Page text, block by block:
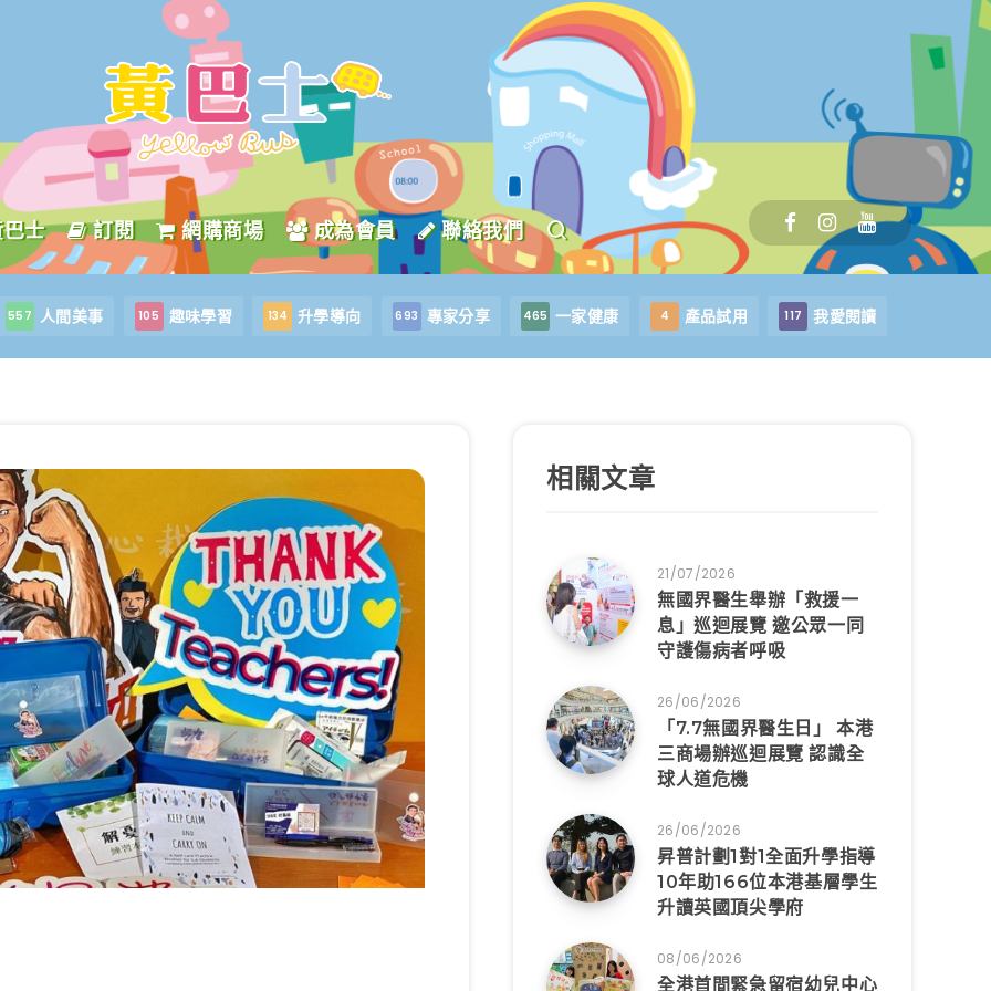
士 訂閱 網購商場 成為會員 聯絡我們
557 人間美事 105 趣味學習 134 升學導向 693 專家分享 465 一家健康 4 產品試用 117 我愛閱讀
相關文章
21/07/2026
無國界醫生舉辦「救援一
息」巡迴展覽 邀公眾一同
守護傷病者呼吸
26/06/2026
「7.7無國界醫生日」 本港
三商場辦巡迴展覽 認識全
球人道危機
26/06/2026
昇普計劃1對1全面升學指導
10年助166位本港基層學生
升讀英國頂尖學府
08/06/2026
全港首間緊急留宿幼兒中心